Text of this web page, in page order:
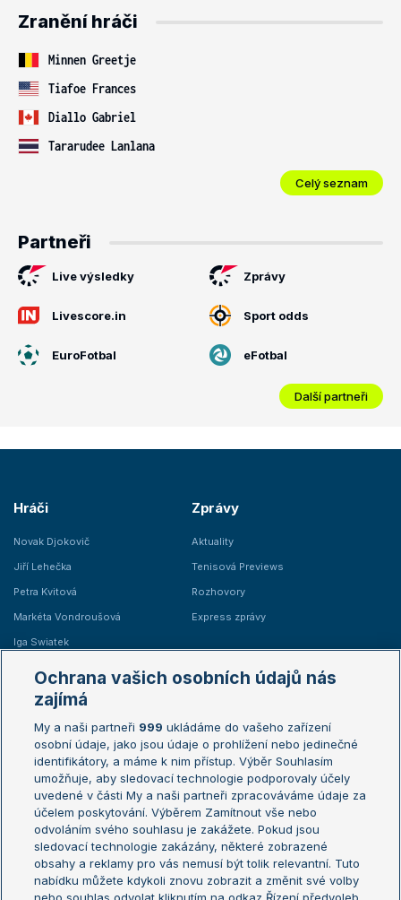
Zranění hráči
Minnen Greetje
Tiafoe Frances
Diallo Gabriel
Tararudee Lanlana
Celý seznam
Partneři
Live výsledky Zprávy
Livescore.in Sport odds
EuroFotbal eFotbal
Další partneři
Hráči
Novak Djokovič
Jiří Lehečka
Petra Kvitová
Markéta Vondroušová
Iga Swiatek
Zprávy
Aktuality
Tenisová Previews
Rozhovory
Express zprávy
Žebříčky
Žebříček ATP (muži)
Žebříček WTA (ženy)
Sázkařský žebříček
Australian Open
French Open
Wimbledon
US Open
Turnaj mistrů
Turnaj mistryň
Aktualní trendy
Ochrana vašich osobních údajů nás
zajímá
My a naši partneři 999 ukládáme do vašeho zařízení
osobní údaje, jako jsou údaje o prohlížení nebo jedinečné
identifikátory, a máme k nim přístup. Výběr Souhlasím
umožňuje, aby sledovací technologie podporovaly účely
uvedené v části My a naši partneři zpracováváme údaje za
účelem poskytování. Výběrem Zamítnout vše nebo
odvoláním svého souhlasu je zakážete. Pokud jsou
sledovací technologie zakázány, některé zobrazené
obsahy a reklamy pro vás nemusí být tolik relevantní. Tuto
nabídku můžete kdykoli znovu zobrazit a změnit své volby